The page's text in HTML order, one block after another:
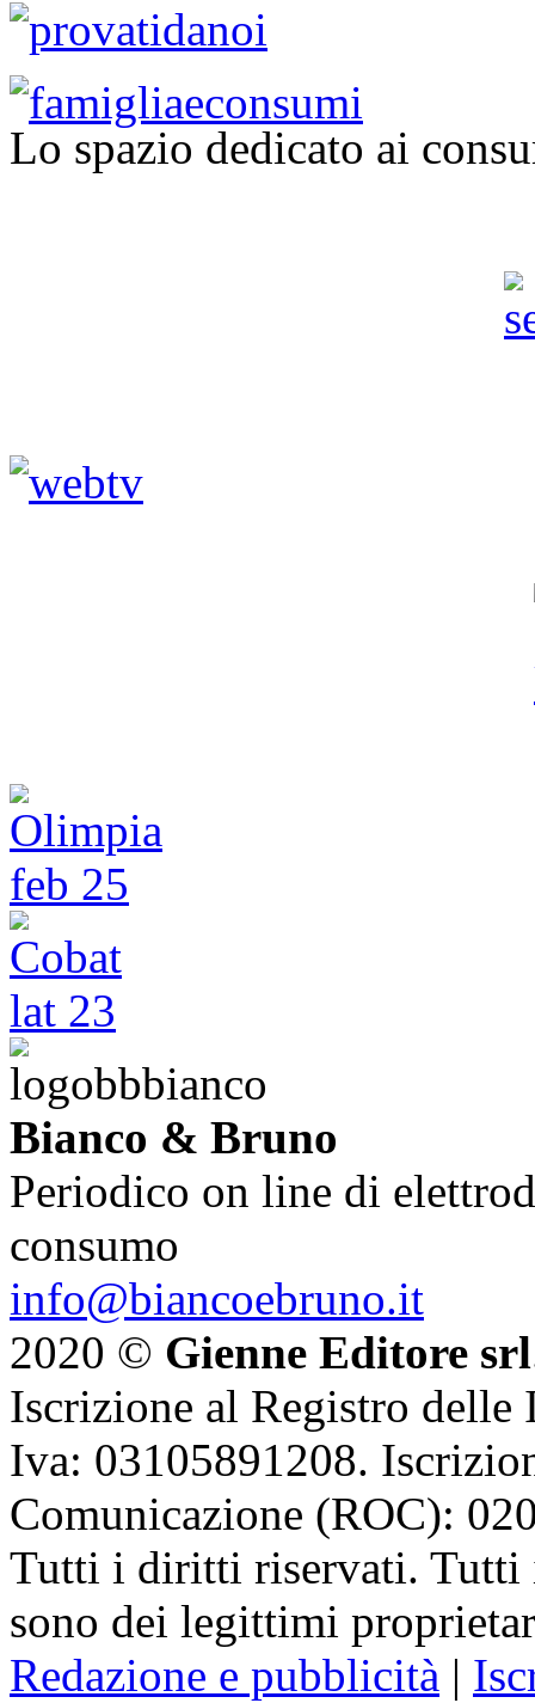
Lo spazio dedicato ai
Bianco & Bruno
Periodico on line di
consumo
info@biancoebruno.it
2020 © Gienne Editore srl
Iscrizione al Registro delle
Iva: 03105891208.
Comunicazione (ROC):
Tutti i diritti riservati. Tutti
sono dei legittimi
Redazione e pubblicità |